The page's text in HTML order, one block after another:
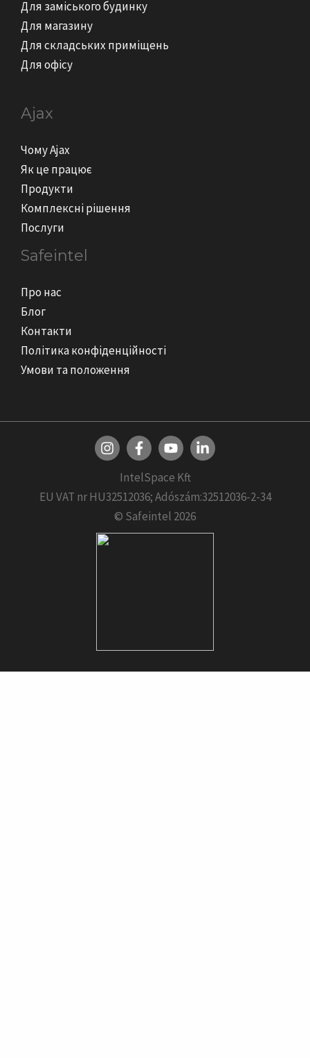
Для заміського будинку
Для магазину
Для складських приміщень
Для офісу
Ajax
Чому Ajax
Як це працює
Продукти
Комплексні рішення
Послуги
Safeintel
Про нас
Блог
Контакти
Політика конфіденційності
Умови та положення
IntelSpace Kft
EU VAT nr HU32512036; Adószám:32512036-2-34
© Safeintel 2026